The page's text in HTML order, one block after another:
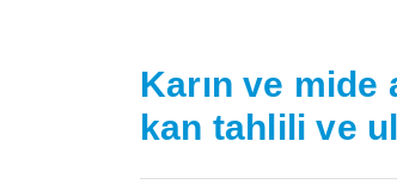
Karın ve mide
kan tahlili ve